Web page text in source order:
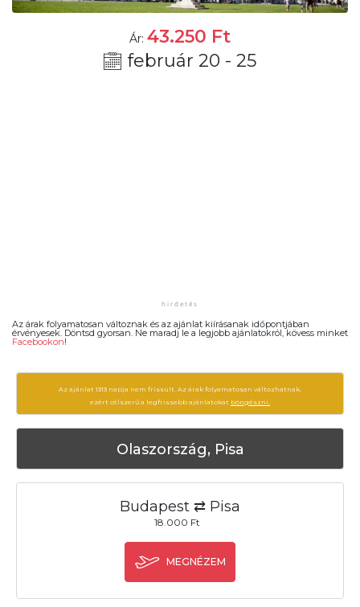
Ár: 43.250 Ft
február 20 - 25
Az árak folyamatosan változnak és az ajánlat kiírásanak időpontjában
érvényesek. Döntsd gyorsan. Ne maradj le a legjobb ajánlatokról, kövess minket
Facebookon!
Az ajánlat 1313 napja nem frissült. Az árak folyamatosan változhatnak,
ezért célszerű a legfrissebb ajánlatokat böngészni.
Olaszország, Pisa
Budapest ⇄ Pisa
18.000 Ft
MEGNÉZEM